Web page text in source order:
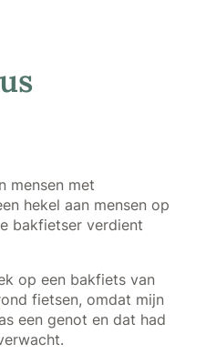
mensen met
hekel aan mensen op
bakfietser verdient
op een bakfiets van
fietsen, omdat mijn
een genot en dat had